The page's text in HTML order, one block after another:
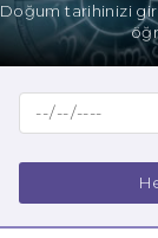
Doğum tarihinizi